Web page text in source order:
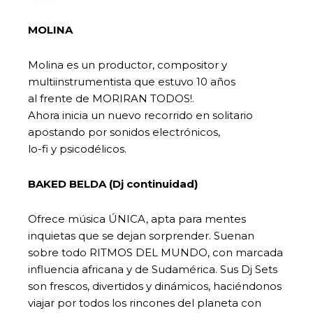
MOLINA
Molina es un productor, compositor y
multiinstrumentista que estuvo 10 años
al frente de MORIRAN TODOS!.
Ahora inicia un nuevo recorrido en solitario
apostando por sonidos electrónicos,
lo-fi y psicodélicos.
BAKED BELDA (Dj continuidad)
Ofrece música ÚNICA, apta para mentes
inquietas que se dejan sorprender. Suenan
sobre todo RITMOS DEL MUNDO, con marcada
influencia africana y de Sudamérica. Sus Dj Sets
son frescos, divertidos y dinámicos, haciéndonos
viajar por todos los rincones del planeta con